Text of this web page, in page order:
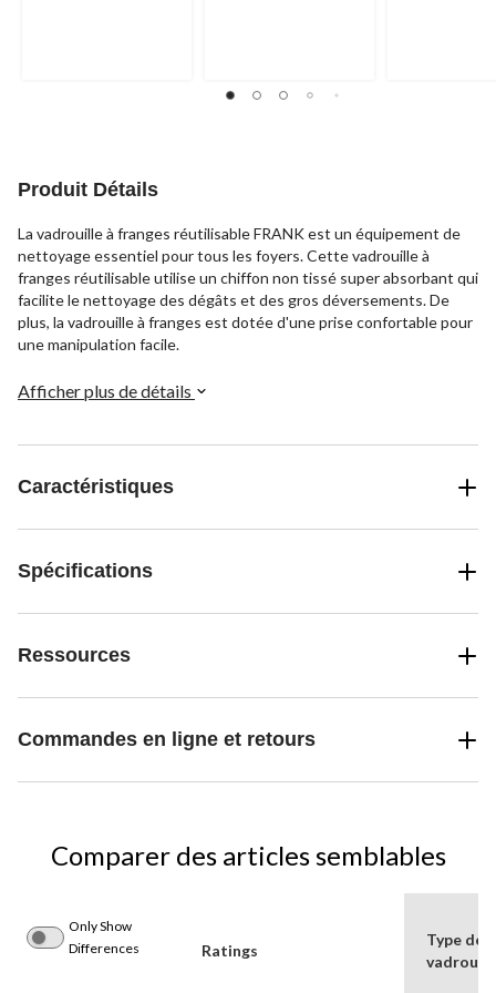
Produit Détails
La vadrouille à franges réutilisable FRANK est un équipement de
nettoyage essentiel pour tous les foyers. Cette vadrouille à
franges réutilisable utilise un chiffon non tissé super absorbant qui
facilite le nettoyage des dégâts et des gros déversements. De
plus, la vadrouille à franges est dotée d'une prise confortable pour
une manipulation facile.
Afficher plus de détails
Caractéristiques
Spécifications
Ressources
Commandes en ligne et retours
Comparer des articles semblables
Only Show
Differences
Ratings
Type de